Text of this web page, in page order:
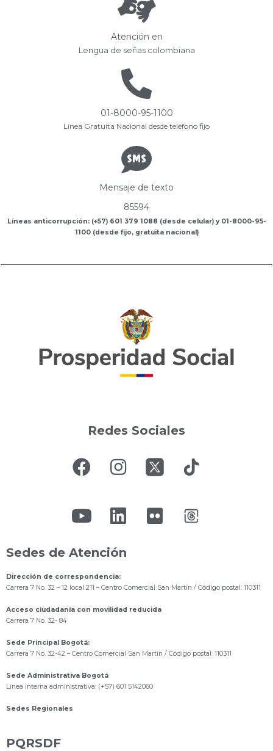
Atención en
Lengua de señas colombiana
01-8000-95-1100
Línea Gratuita Nacional desde teléfono fijo
Mensaje de texto
85594
Líneas anticorrupción: (+57) 601 379 1088 (desde celular) y 01-8000-95-
1100 (desde fijo, gratuita nacional)
Redes Sociales
Sedes de Atención
Dirección de correspondencia:
Carrera 7 No. 32 – 12 local 211 – Centro Comercial San Martín / Código postal: 110311
Acceso ciudadanía con movilidad reducida
Carrera 7 No. 32- 84
Sede Principal Bogotá:
Carrera 7 No. 32-42 – Centro Comercial San Martín / Código postal: 110311
Sede Administrativa Bogotá
Línea interna administrativa: (+57) 601 5142060
Sedes Regionales
PQRSDF